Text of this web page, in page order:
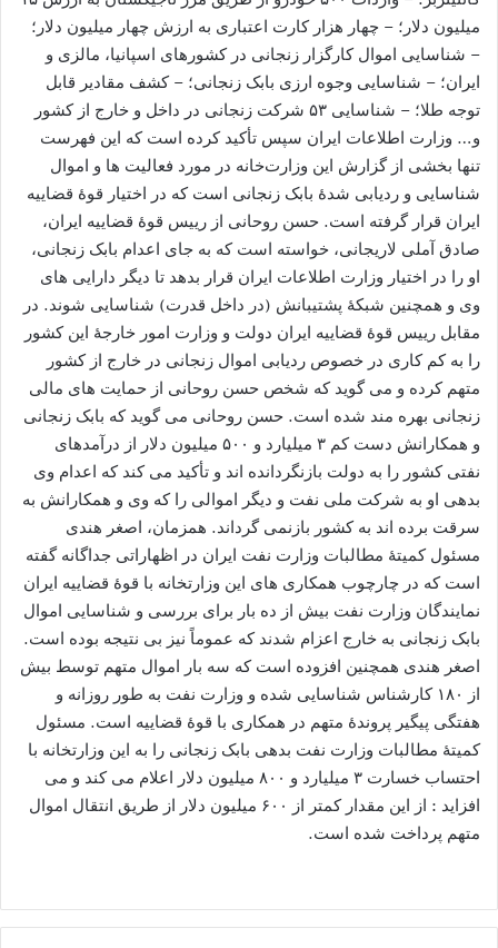
میلیون دلار؛ – چهار هزار کارت اعتباری به ارزش چهار میلیون دلار؛
– شناسایی اموال کارگزار زنجانی در کشورهای اسپانیا، مالزی و
ایران؛ – شناسایی وجوه ارزی بابک زنجانی؛ – کشف مقادیر قابل
توجه طلا؛ – شناسایی ۵۳ شرکت زنجانی در داخل و خارج از کشور
و… وزارت اطلاعات ایران سپس تأکید کرده است که این فهرست
تنها بخشی از گزارش این وزارت‌خانه در مورد فعالیت ها و اموال
شناسایی و ردیابی شدۀ بابک زنجانی است که در اختیار قوۀ قضاییه
ایران قرار گرفته است. حسن روحانی از رییس قوۀ قضاییه ایران،
صادق آملی لاریجانی، خواسته است که به جای اعدام بابک زنجانی،
او را در اختیار وزارت اطلاعات ایران قرار بدهد تا دیگر دارایی های
وی و همچنین شبکۀ پشتیبانش (در داخل قدرت) شناسایی شوند. در
مقابل رییس قوۀ قضاییه ایران دولت و وزارت امور خارجۀ این کشور
را به کم کاری در خصوص ردیابی اموال زنجانی در خارج از کشور
متهم کرده و می گوید که شخص حسن روحانی از حمایت های مالی
زنجانی بهره مند شده است. حسن روحانی می گوید که بابک زنجانی
و همکارانش دست کم ۳ میلیارد و ۵۰۰ میلیون دلار از درآمدهای
نفتی کشور را به دولت بازنگردانده اند و تأکید می کند که اعدام وی
بدهی او به شرکت ملی نفت و دیگر اموالی را که وی و همکارانش به
سرقت برده اند به کشور بازنمی گرداند. همزمان، اصغر هندی
مسئول کمیتۀ مطالبات وزارت نفت ایران در اظهاراتی جداگانه گفته
است که در چارچوب همکاری های این وزارتخانه با قوۀ قضاییه ایران
نمایندگان وزارت نفت بیش از ده بار برای بررسی و شناسایی اموال
بابک زنجانی به خارج اعزام شدند که عموماً نیز بی نتیجه بوده است.
اصغر هندی همچنین افزوده است که سه بار اموال متهم توسط بیش
از ۱۸۰ کارشناس شناسایی شده و وزارت نفت به طور روزانه و
هفتگی پیگیر پروندۀ متهم در همکاری با قوۀ قضاییه است. مسئول
کمیتۀ مطالبات وزارت نفت بدهی بابک زنجانی را به این وزارتخانه با
احتساب خسارت ۳ میلیارد و ۸۰۰ میلیون دلار اعلام می کند و می
افزاید : از این مقدار کمتر از ۶۰۰ میلیون دلار از طریق انتقال اموال
متهم پرداخت شده است.